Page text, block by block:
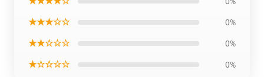
★★★☆☆ 0%
★★☆☆☆ 0%
★☆☆☆☆ 0%